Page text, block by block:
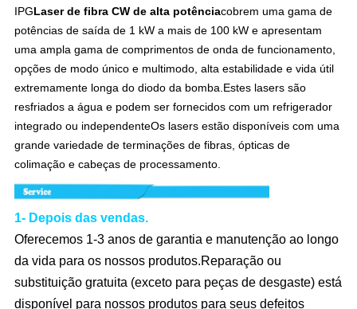
IPGLaser de fibra CW de alta potênciacobrem uma gama de
potências de saída de 1 kW a mais de 100 kW e apresentam
uma ampla gama de comprimentos de onda de funcionamento,
opções de modo único e multimodo, alta estabilidade e vida útil
extremamente longa do diodo da bomba.Estes lasers são
resfriados a água e podem ser fornecidos com um refrigerador
integrado ou independenteOs lasers estão disponíveis com uma
grande variedade de terminações de fibras, ópticas de
colimação e cabeças de processamento.
1- Depois das vendas.
Oferecemos 1-3 anos de garantia e manutenção ao longo
da vida para os nossos produtos.Reparação ou
substituição gratuita (exceto para peças de desgaste) está
disponível para nossos produtos para seus defeitos